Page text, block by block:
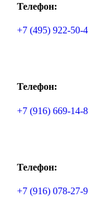
Телефон:
+7 (495) 922-50-
Телефон:
+7 (916) 669-14-
Телефон:
+7 (916) 078-27-